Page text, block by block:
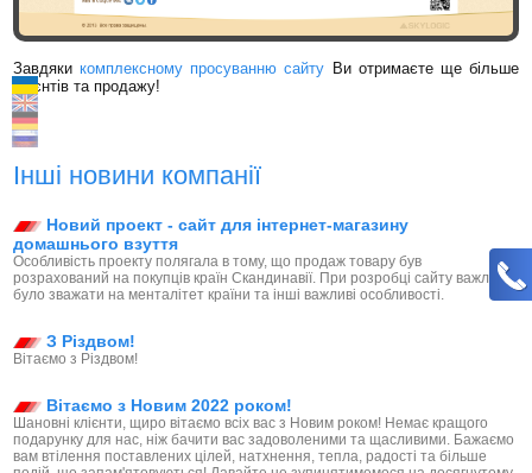
Завдякикомплексному просуванню сайту Ви отримаєте ще більше
клієнтів та продажу!
Інші новини компанії
Новий проект - сайт для інтернет-магазину
домашнього взуття
Особливість проекту полягала в тому, що продаж товару був
розрахований на покупців країн Скандинавії. При розробці сайту важливо
було зважати на менталітет країни та інші важливі особливості.
З Різдвом!
Вітаємо з Різдвом!
Вітаємо з Новим 2022 роком!
Шановні клієнти, щиро вітаємо всіх вас з Новим роком! Немає кращого
подарунку для нас, ніж бачити вас задоволеними та щасливими. Бажаємо
вам втілення поставлених цілей, натхнення, тепла, радості та більше